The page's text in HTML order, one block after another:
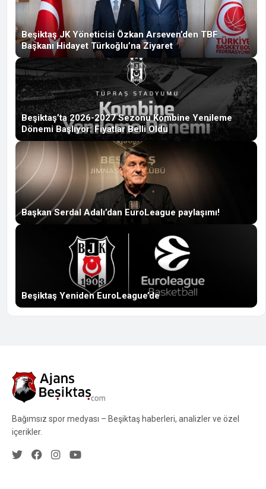
Beşiktaş JK Yöneticisi Özkan Arseven’den TBF
Başkanı Hidayet Türkoğlu’na Ziyaret
Beşiktaş’ta 2026-2027 Sezonu Kombine Yenileme
Dönemi Başlıyor: Fiyatlar Belli Oldu
Başkan Serdal Adalı’dan EuroLeague paylaşımı!
Beşiktaş Yeniden EuroLeague’de
Bağımsız spor medyası – Beşiktaş haberleri, analizler ve özel
içerikler.